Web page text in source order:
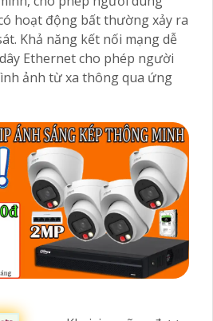
hoạt động bất thường xảy ra
Khả năng kết nối mạng dễ
Ethernet cho phép người
ảnh từ xa thông qua ứng